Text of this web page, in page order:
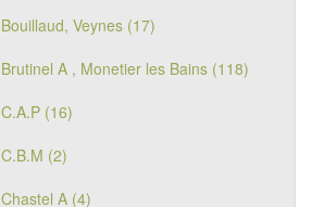
Bouillaud, Veynes (17)
Brutinel A , Monetier les Bains (118)
C.A.P (16)
C.B.M (2)
Chastel A (4)